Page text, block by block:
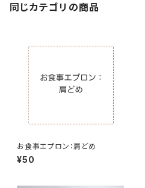
同じカテゴリの商品
お食事エプロン：肩どめ
¥50